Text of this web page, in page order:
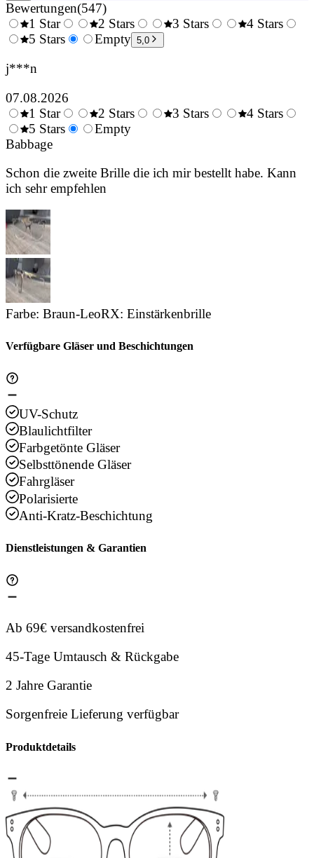
Bewertungen(547)
0.5
1 Star
1.5
2 Stars
2.5
3 Stars
4 Stars
5 Stars Empty 5,0
j***n
07.08.2026
0.5
Stars
1 Star
1.5
2 Stars
3 Stars
4 Stars
5 Stars
Empty
Babbage
Schon die zweite Brille die ich mir bestellt habe. Kann
ich sehr empfehlen
Farbe: Braun-LeoRX: Einstärkenbrille
Verfügbare Gläser und Beschichtungen
UV-Schutz
Blaulichtfilter
Farbgetönte Gläser
Selbsttönende Gläser
Fahrgläser
Polarisierte
Anti-Kratz-Beschichtung
Dienstleistungen & Garantien
Ab 69€ versandkostenfrei
45-Tage Umtausch & Rückgabe
2 Jahre Garantie
Sorgenfreie Lieferung verfügbar
Produktdetails